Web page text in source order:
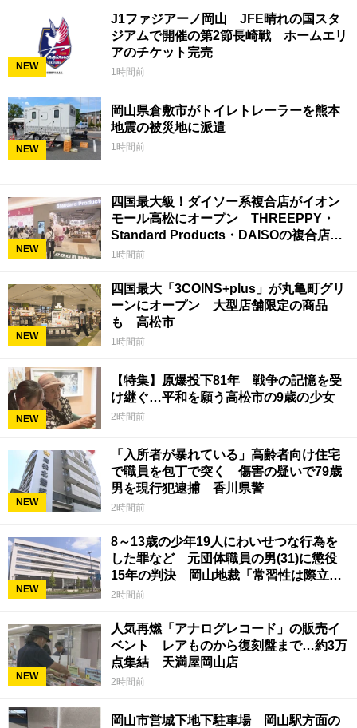
NEW
J1ファジアーノ岡山 JFE晴れの国スタ
ジアムで開催の第2節長崎戦 ホームエリ
アのチケット完売
1時間前
NEW
岡山県倉敷市がトイレトレーラーを熊本
地震の被災地に派遣
1時間前
NEW
四国最大級！ダイソー系複合店がイオン
モール高松にオープン THREEPPY・
Standard Products・DAISOの複合店は
香川県初
1時間前
NEW
四国最大「3COINS+plus」が丸亀町グリ
ーンにオープン 大型店舗限定の商品
も 高松市
1時間前
NEW
【特集】原爆投下81年 戦争の記憶を受
け継ぐ…平和を願う高松市の9歳の少女
2時間前
NEW
「入所者が暴れている」高齢者向け住宅
で職員を包丁で突く 傷害の疑いで79歳
男を現行犯逮捕 香川県警
2時間前
NEW
8～13歳の少年19人にわいせつな行為を
した罪など 元団体職員の男(31)に懲役
15年の判決 岡山地裁「常習性は際立っ
ていて被害結果も非常に重い」
2時間前
NEW
人気再燃「アナログレコード」の販売イ
ベント レアものから復刻盤まで…約3万
点集結 天満屋岡山店
2時間前
岡山市営城下地下駐車場 岡山駅方面の